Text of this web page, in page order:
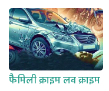
फैमिली क्राइमलव क्राइम